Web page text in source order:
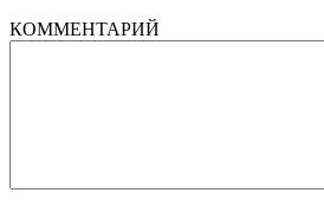
КОММЕНТАРИЙ